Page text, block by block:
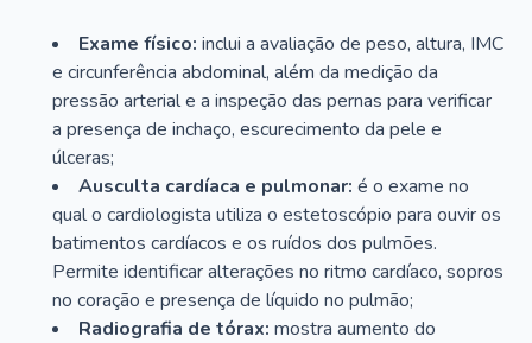
Exame físico: inclui a avaliação de peso, altura, IMC
e circunferência abdominal, além da medição da
pressão arterial e a inspeção das pernas para verificar
a presença de inchaço, escurecimento da pele e
úlceras;
Ausculta cardíaca e pulmonar: é o exame no
qual o cardiologista utiliza o estetoscópio para ouvir os
batimentos cardíacos e os ruídos dos pulmões.
Permite identificar alterações no ritmo cardíaco, sopros
no coração e presença de líquido no pulmão;
Radiografia de tórax: mostra aumento do